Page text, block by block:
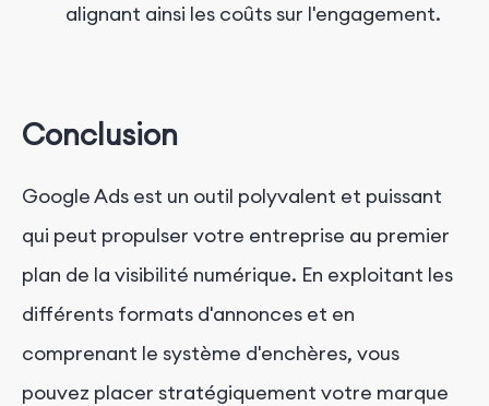
alignant ainsi les coûts sur l'engagement.
Conclusion
Google Ads est un outil polyvalent et puissant
qui peut propulser votre entreprise au premier
plan de la visibilité numérique. En exploitant les
différents formats d'annonces et en
comprenant le système d'enchères, vous
pouvez placer stratégiquement votre marque